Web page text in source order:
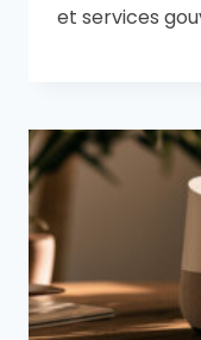
et services